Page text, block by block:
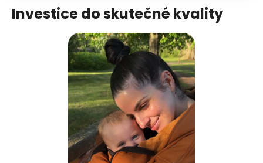
Investice do skutečné kvality